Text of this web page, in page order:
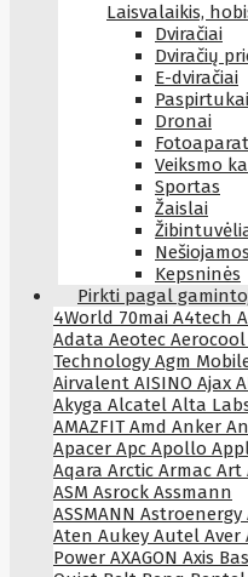
Laisvalaikis,
Dviračiai
Dviračių
E-dviračiai
Paspirtukai
Dronai
Veiksmo
Sportas
Žaislai
Kepsninės
Pirkti pagal
4World 70mai A4tech
Adata Aeotec Aerocool
Technology Agm
Airvalent AISINO Ajax
Akyga Alcatel Alta
AMAZFIT Amd Anker
Apacer Apc Apollo
Aqara Arctic Armac Art
ASM Asrock Assmann
ASSMANN Astroenergy
Aten Aukey Autel Aver
Power AXAGON Axis